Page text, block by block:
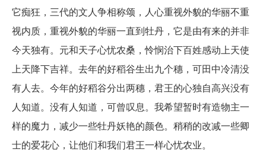
它痴狂，三代的文人争相称颂，人心重视外貌的华丽不重
视内质，重视外貌的华丽一直到牡丹，它是由有来的并非
今天独有。元和天子心忧农桑，怜悯治下百姓感动上天使
上天降下吉祥。去年的好稻谷生出九个穗，可田中冷清没
有人去。今年的好稻谷分出两穗，君王的心独自高兴没有
人知道。没有人知道，可曾叹息。我希望暂时有造物主一
样的魔力，减少一些牡丹妖艳的颜色。稍稍的改减一些卿
士的爱花心，让他们和我们君王一样心忧农业。